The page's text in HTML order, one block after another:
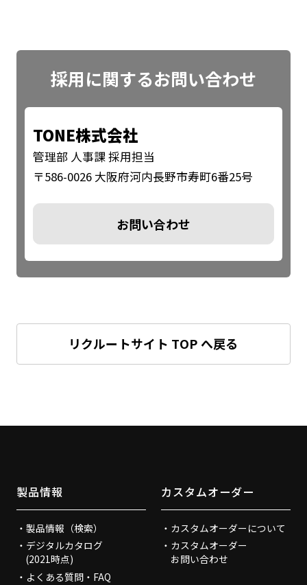
採用に関するお問い合わせ
TONE株式会社
管理部 人事課 採用担当
〒586-0026 大阪府河内長野市寿町6番25号
お問い合わせ
リクルートサイト TOP へ戻る
製品情報
製品情報（検索）
デジタルカタログ
(2021時点)
よくある質問・FAQ
カスタムオーダー
カスタムオーダーについて
カスタムオーダー
お問い合わせ